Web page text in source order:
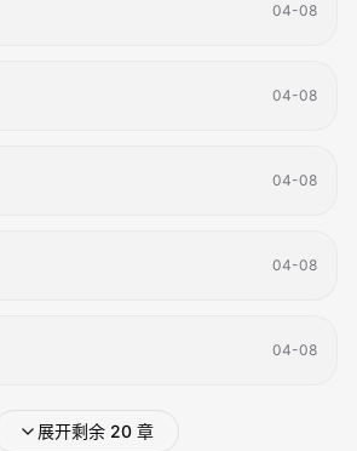
04-08
04-08
04-08
04-08
04-08
展开剩余 20 章